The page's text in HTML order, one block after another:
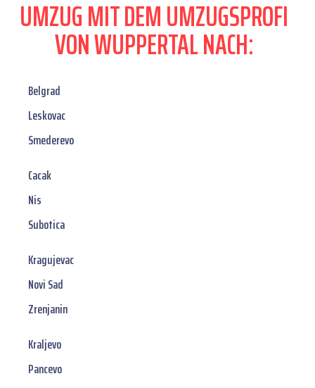
UMZUG MIT DEM UMZUGSPROFI
VON WUPPERTAL NACH:
Belgrad
Leskovac
Smederevo
Cacak
Nis
Subotica
Kragujevac
Novi Sad
Zrenjanin
Kraljevo
Pancevo